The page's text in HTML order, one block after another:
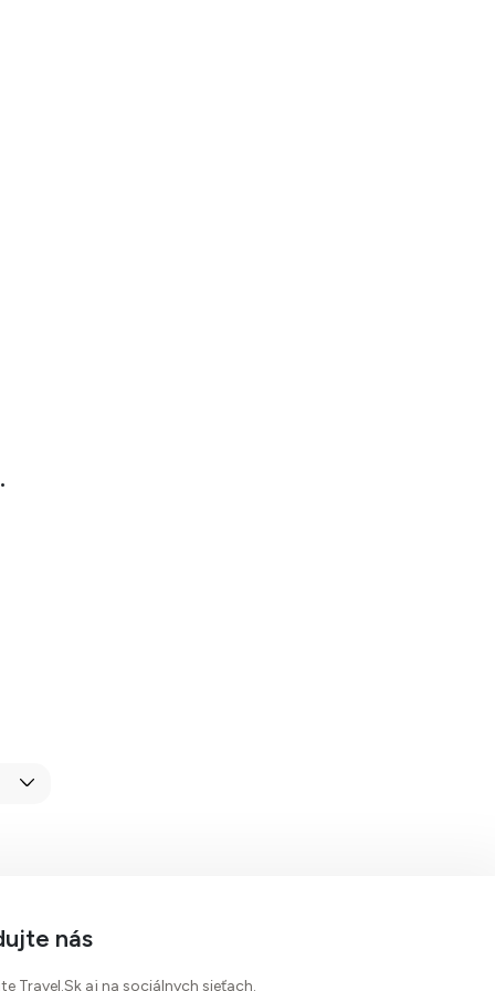
•
nás
Travel.Sk aj na sociálnych sieťach.